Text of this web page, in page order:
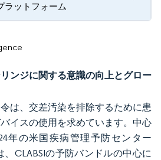
ラットフォーム
ンジに関する意識の向上とグロー
は、交差汚染を排除するために患
イスの使用を求めています。中心
年の米国疾病管理予防センター
、CLABSIの予防バンドルの中心に